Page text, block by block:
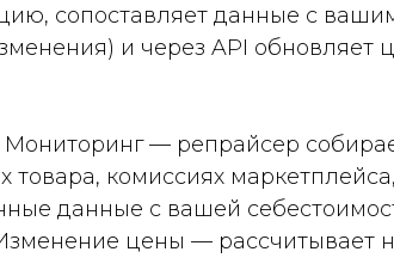
сопоставляет данные с
и через API обновляет
Мониторинг — репрайсер
товара, комиссиях
данные с вашей
цены — рассчитывает